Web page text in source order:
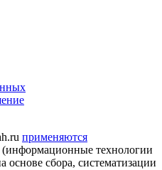
применяются
(информационные технологии
сбора, систематизации